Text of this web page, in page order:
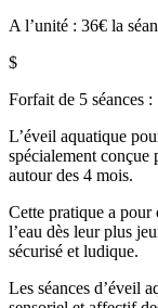
A l’unité : 36€ la
$
Forfait de 5 séances :
L’éveil aquatique
spécialement conçue
autour des 4 mois.
Cette pratique a
l’eau dès leur plus
sécurisé et ludique.
Les séances d’éveil